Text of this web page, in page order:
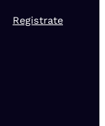
Registrate